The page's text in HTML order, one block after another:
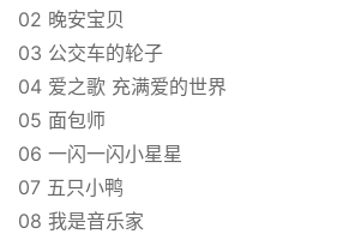
02 晚安宝贝
03 公交车的轮子
04 爱之歌 充满爱的世界
05 面包师
06 一闪一闪小星星
07 五只小鸭
08 我是音乐家